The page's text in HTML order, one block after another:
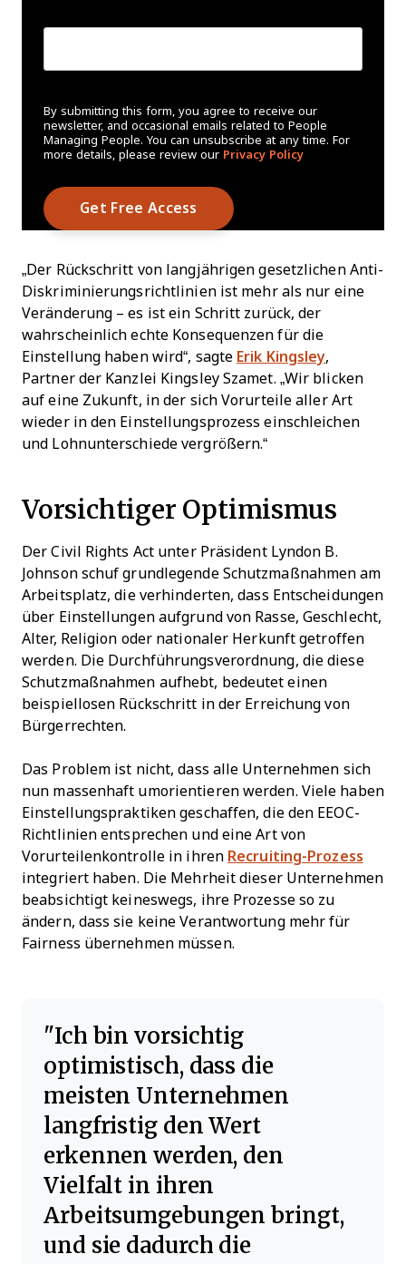
By submitting this form, you agree to receive our
newsletter, and occasional emails related to People
Managing People. You can unsubscribe at any time. For
more details, please review our Privacy Policy
„Der Rückschritt von langjährigen gesetzlichen Anti-
Diskriminierungsrichtlinien ist mehr als nur eine
Veränderung – es ist ein Schritt zurück, der
wahrscheinlich echte Konsequenzen für die
Einstellung haben wird“, sagte Erik Kingsley,
Partner der Kanzlei Kingsley Szamet. „Wir blicken
auf eine Zukunft, in der sich Vorurteile aller Art
wieder in den Einstellungsprozess einschleichen
und Lohnunterschiede vergrößern.“
Vorsichtiger Optimismus
Der Civil Rights Act unter Präsident Lyndon B.
Johnson schuf grundlegende Schutzmaßnahmen am
Arbeitsplatz, die verhinderten, dass Entscheidungen
über Einstellungen aufgrund von Rasse, Geschlecht,
Alter, Religion oder nationaler Herkunft getroffen
werden. Die Durchführungsverordnung, die diese
Schutzmaßnahmen aufhebt, bedeutet einen
beispiellosen Rückschritt in der Erreichung von
Bürgerrechten.
Das Problem ist nicht, dass alle Unternehmen sich
nun massenhaft umorientieren werden. Viele haben
Einstellungspraktiken geschaffen, die den EEOC-
Richtlinien entsprechen und eine Art von
Vorurteilenkontrolle in ihren Recruiting-Prozess
integriert haben. Die Mehrheit dieser Unternehmen
beabsichtigt keineswegs, ihre Prozesse so zu
ändern, dass sie keine Verantwortung mehr für
Fairness übernehmen müssen.
Ich bin vorsichtig
optimistisch, dass die
meisten Unternehmen
langfristig den Wert
erkennen werden, den
Vielfalt in ihren
Arbeitsumgebungen bringt,
und sie dadurch die